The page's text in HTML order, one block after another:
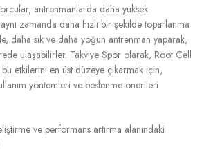
antrenmanlarda daha yüksek
zamanda daha hızlı bir şekilde toparlanma
daha sık ve daha yoğun antrenman yaparak,
ulaşabilirler. Takviye Spor olarak, Root Cell
bu etkilerini en üst düzeye çıkarmak için,
yöntemleri ve beslenme önerileri
ve performans artırma alanındaki